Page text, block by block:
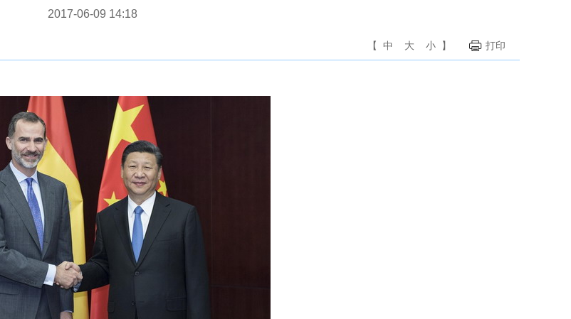
2017-06-09 14:18
【 中 大 小 】 打印